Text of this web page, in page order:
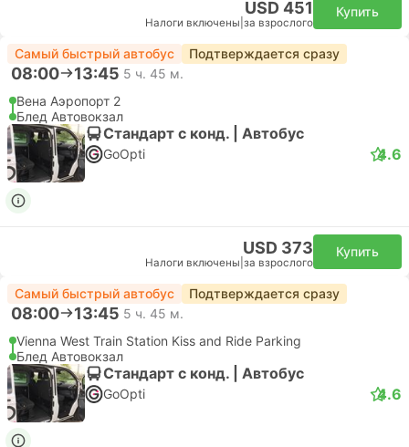
USD 451
Налоги включены за взрослого
Купить
Самый быстрый автобус Подтверждается сразу
08:00 13:45 5 ч. 45 м.
Вена Аэропорт 2
Блед Автовокзал
Стандарт с конд. | Автобус
GoOpti 4.6
USD 373
Налоги включены за взрослого
Купить
Самый быстрый автобус Подтверждается сразу
08:00 13:45 5 ч. 45 м.
Vienna West Train Station Kiss and Ride Parking
Блед Автовокзал
Стандарт с конд. | Автобус
GoOpti 4.6